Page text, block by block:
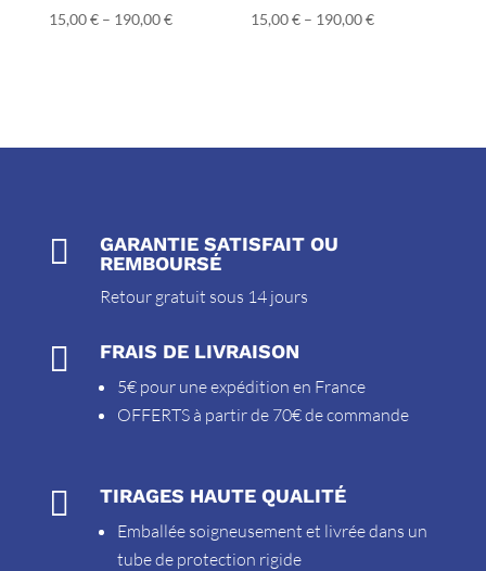
15,00€– 190,00€ 15,00€ – 190,00€

GARANTIE SATISFAIT OU
REMBOURSÉ
Retour gratuit sous 14 jours
 FRAIS DE LIVRAISON
5€ pour une expédition en France
OFFERTS à partir de 70€ de commande
 TIRAGES HAUTE QUALITÉ
Emballée soigneusement et livrée dans un
tube de protection rigide